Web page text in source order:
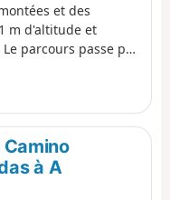
et des
m d'altitude et
parcours passe par
de Salime. Des
variés font
à A